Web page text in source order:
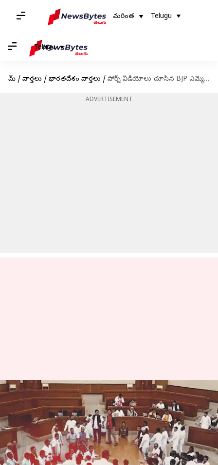
మరింత Telugu
Telugu
హోమ్ / వార్తలు / భారతదేశం వార్తలు / పోర్న్ వీడియోలు చూసిన BJP ఎమ్మెల్యే.. త్రిపుర అసెంబ్లీలో రచ్చ
ADVERTISEMENT
పోర్న్ వీడియోలు చూసిన BJP
ఎమ్మెల్యే.. త్రిపుర అసెంబ్లీలో రచ్చ
వ్రాసిన వారు Jayachandra Akuri Jul 07, 2023 05:40 pm
ఈ వార్తాకథనం ఏంటి